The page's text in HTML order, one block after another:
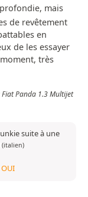
mais
de revêtement
en
de les essayer
très
Fiat Panda 1.3 Multijet
suite à une
(italien)
OUI